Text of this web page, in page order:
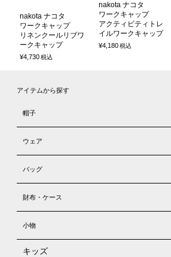
nakota ナコタ
ワークキャップ
リネンクールリブワ
ークキャップ
¥4,730税込
nakota ナコタ
ワークキャップ
アクティビティトレ
イルワークキャップ
¥4,180税込
アイテムから探す
帽子
ウェア
バッグ
財布・ケース
小物
キッズ